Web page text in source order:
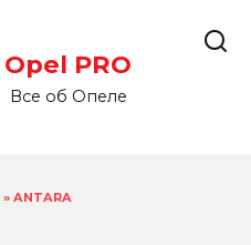
Opel PRO
Все об Опеле
» ANTARA